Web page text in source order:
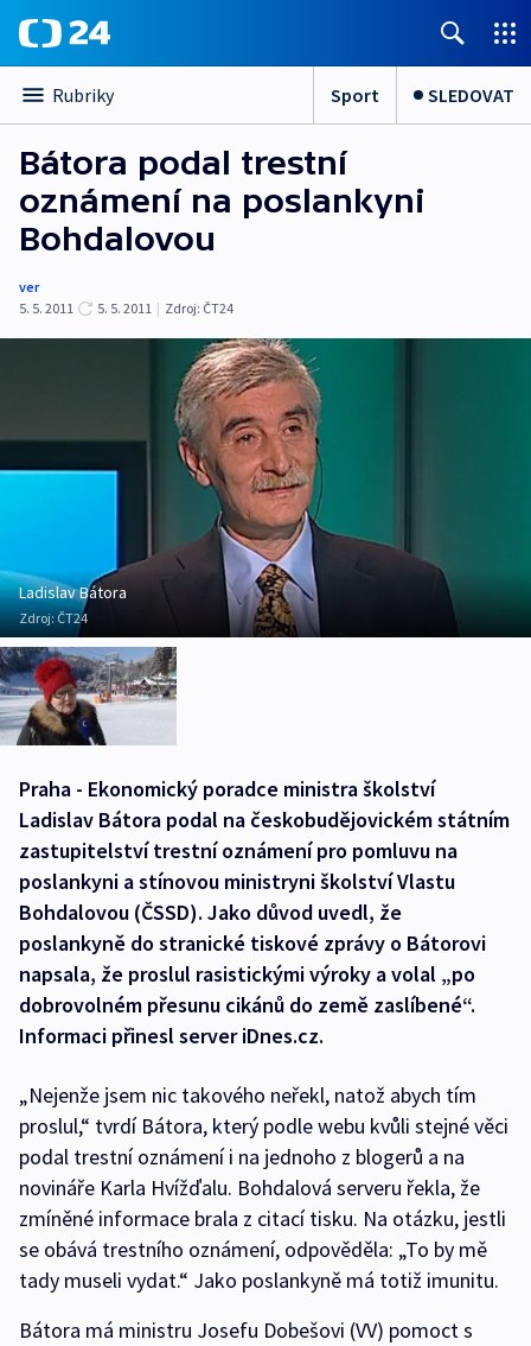
Rubriky Sport SLEDOVAT
Bátora podal trestní
oznámení na poslankyni
Bohdalovou
ver
5. 5. 2011
5. 5. 2011 | Zdroj: ČT24
Ladislav Bátora
Zdroj:ČT24
Praha - Ekonomický poradce ministra školství
Ladislav Bátora podal na českobudějovickém státním
zastupitelství trestní oznámení pro pomluvu na
poslankyni a stínovou ministryni školství Vlastu
Bohdalovou (ČSSD). Jako důvod uvedl, že
poslankyně do stranické tiskové zprávy o Bátorovi
napsala, že proslul rasistickými výroky a volal „po
dobrovolném přesunu cikánů do země zaslíbené“.
Informaci přinesl server iDnes.cz.
„Nejenže jsem nic takového neřekl, natož abych tím
proslul,“ tvrdí Bátora, který podle webu kvůli stejné věci
podal trestní oznámení i na jednoho z blogerů a na
novináře Karla Hvížďalu. Bohdalová serveru řekla, že
zmíněné informace brala z citací tisku. Na otázku, jestli
se obává trestního oznámení, odpověděla: „To by mě
tady museli vydat.“ Jako poslankyně má totiž imunitu.
Bátora má ministru Josefu Dobešovi (VV) pomoct s